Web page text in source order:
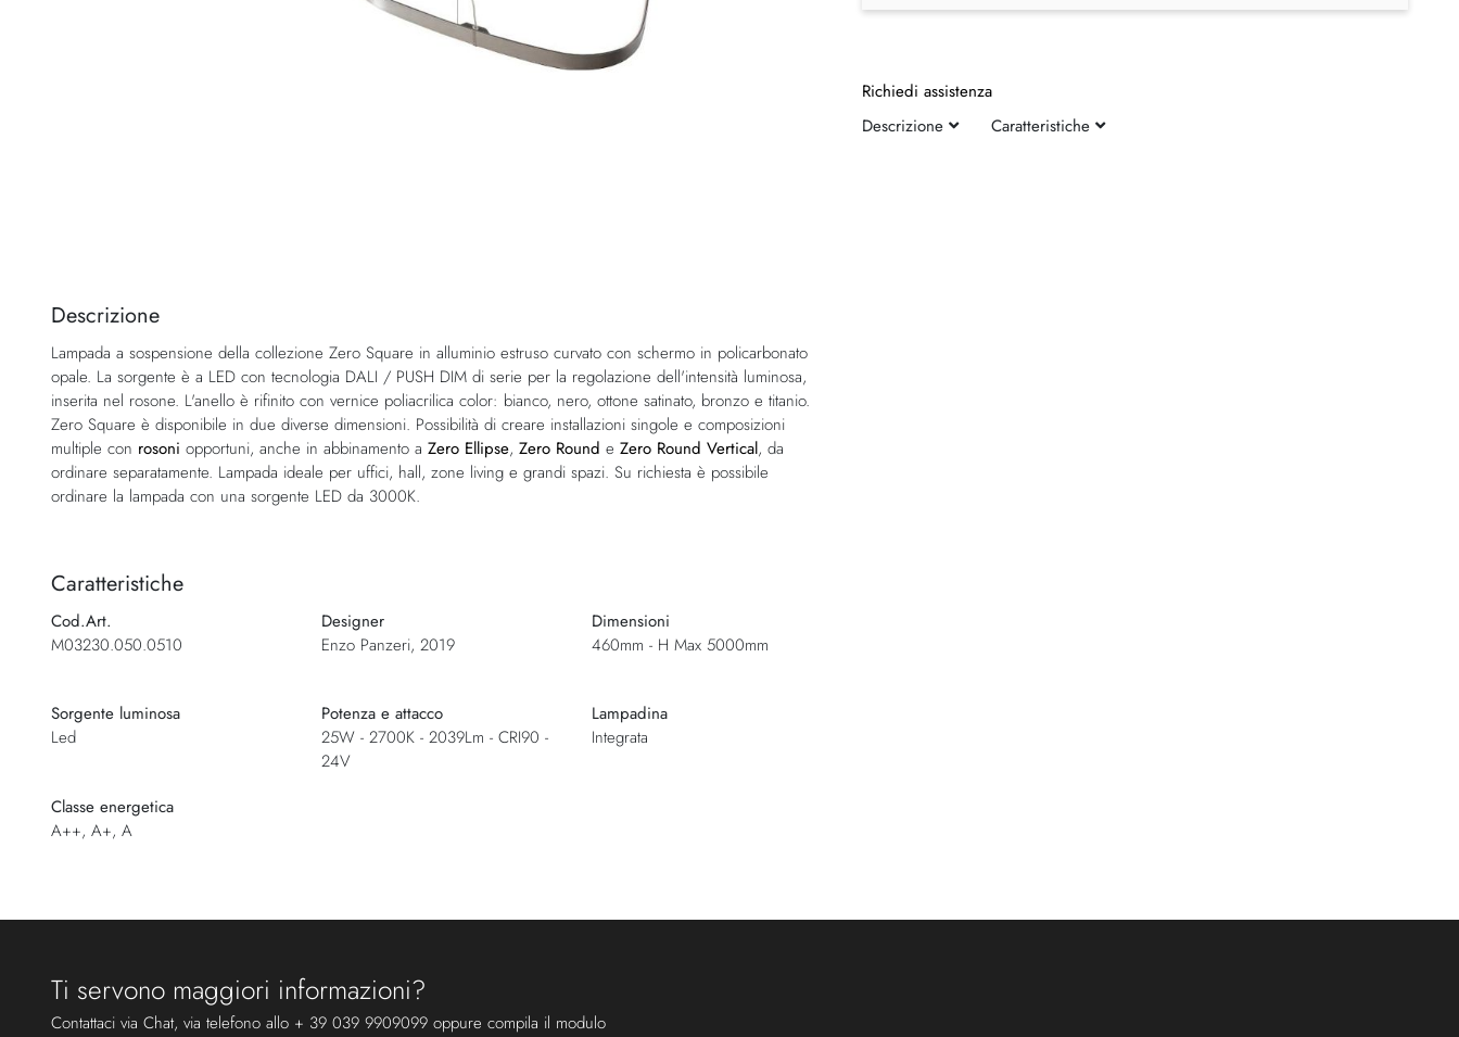
della
di
immagini
Descrizione
Lampada a sospensione della collezione Zero Square in alluminio estruso curvato con schermo in policarbonato
opale. La sorgente è a LED con tecnologia DALI / PUSH DIM di serie per la regolazione dell'intensità luminosa,
inserita nel rosone. L'anello è rifinito con vernice poliacrilica color: bianco, nero, ottone satinato, bronzo e titanio.
Zero Square è disponibile in due diverse dimensioni. Possibilità di creare installazioni singole e composizioni
multiple con rosoni opportuni, anche in abbinamento a Zero Ellipse, Zero Round e Zero Round Vertical, da
ordinare separatamente. Lampada ideale per uffici, hall, zone living e grandi spazi. Su richiesta è possibile
ordinare la lampada con una sorgente LED da 3000K.
Caratteristiche
Cod.Art.
M03230.050.0510
Designer
Enzo Panzeri, 2019
Dimensioni
460mm - H Max 5000mm
Sorgente luminosa
Led
Potenza e attacco
25W - 2700K - 2039Lm - CRI90 -
24V
Lampadina
Integrata
Classe energetica
A++, A+, A
Richiedi assistenza
Descrizione
Caratteristiche
Ti servono maggiori informazioni?
Contattaci via Chat, via telefono allo + 39 039 9909099 oppure compila il modulo